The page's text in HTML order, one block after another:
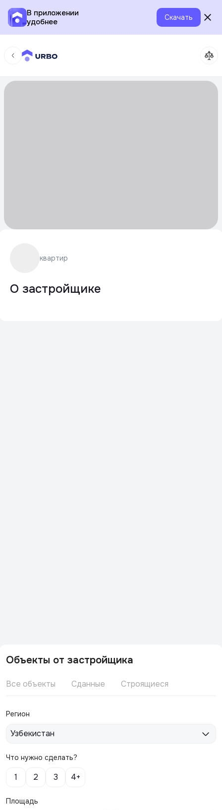
В приложении
удобнее
Скачать
квартир
О застройщике
Объекты от застройщика
Все объекты Сданные Строящиеся
Регион
Узбекистан
Что нужно сделать?
1 2 3 4+
Площадь